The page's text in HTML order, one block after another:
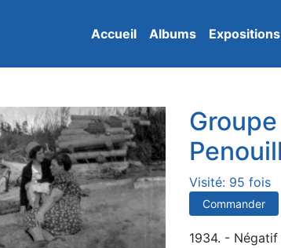
Accueil Albums Expositions
Visité: 95 fois
Commander
1934. -